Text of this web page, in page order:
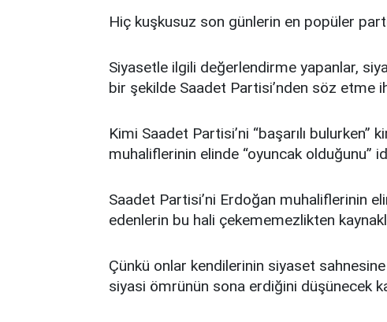
Hiç kuşkusuz son günlerin en popüler
Siyasetle ilgili değerlendirme yapanlar,
bir şekilde Saadet Partisi’nden söz etme
Kimi Saadet Partisi’ni “başarılı
muhaliflerinin elinde “oyuncak olduğunu”
Saadet Partisi’ni Erdoğan muhaliflerinin
edenlerin bu hali çekememezlikten
Çünkü onlar kendilerinin siyaset
siyasi ömrünün sona erdiğini düşünecek